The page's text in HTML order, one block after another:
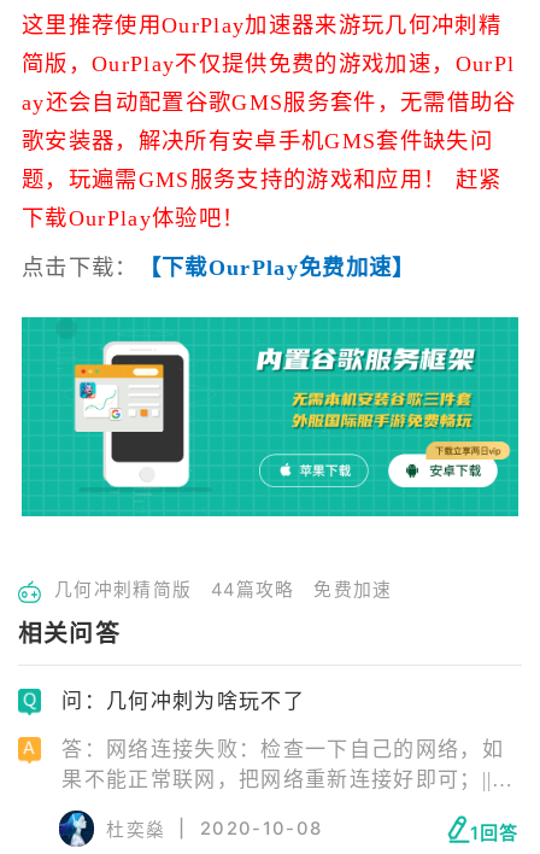
这里推荐使用OurPlay加速器来游玩几何冲刺精
简版， OurPlay不仅提供免费的游戏加速， OurPl
ay还会自动配置谷歌GMS服务套件，无需借助谷
歌安装器，解决所有安卓手机GMS套件缺失问
题，玩遍需GMS服务支持的游戏和应用！ 赶紧
下载OurPlay体验吧！
点击下载： 【下载OurPlay免费加速】
几何冲刺精简版 44篇攻略 免费加速
相关问答
问：几何冲刺为啥玩不了
答：网络连接失败：检查一下自己的网络，如
果不能正常联网，把网络重新连接好即可；||服
务器正在维护：等待服务器维修结束即可；||安
装包错误：安装包错误需要玩家卸载游戏后，
杜奕燊 2020-10-08 1回答